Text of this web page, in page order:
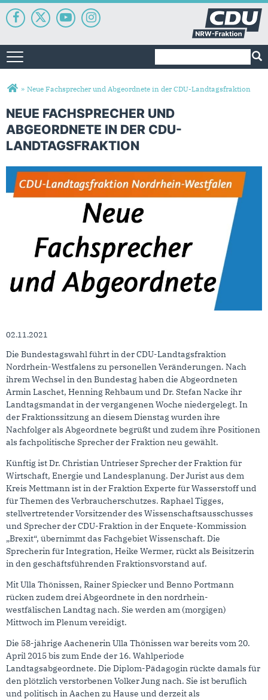
Toggle navigation
Sie sind hier
» Neue Fachsprecher und Abgeordnete in der CDU-Landtagsfraktion
NEUE FACHSPRECHER UND
ABGEORDNETE IN DER CDU-
LANDTAGSFRAKTION
02.11.2021
Die Bundestagswahl führt in der CDU-Landtagsfraktion
Nordrhein-Westfalens zu personellen Veränderungen. Nach
ihrem Wechsel in den Bundestag haben die Abgeordneten
Armin Laschet, Henning Rehbaum und Dr. Stefan Nacke ihr
Landtagsmandat in der vergangenen Woche niedergelegt. In
der Fraktionssitzung an diesem Dienstag wurden ihre
Nachfolger als Abgeordnete begrüßt und zudem ihre Positionen
als fachpolitische Sprecher der Fraktion neu gewählt.
Künftig ist Dr. Christian Untrieser Sprecher der Fraktion für
Wirtschaft, Energie und Landesplanung. Der Jurist aus dem
Kreis Mettmann ist in der Fraktion Experte für Wasserstoff und
für Themen des Verbraucherschutzes. Raphael Tigges,
stellvertretender Vorsitzender des Wissenschaftsausschusses
und Sprecher der CDU-Fraktion in der Enquete-Kommission
„Brexit“, übernimmt das Fachgebiet Wissenschaft. Die
Sprecherin für Integration, Heike Wermer, rückt als Beisitzerin
in den geschäftsführenden Fraktionsvorstand auf.
Mit Ulla Thönissen, Rainer Spiecker und Benno Portmann
rücken zudem drei Abgeordnete in den nordrhein-
westfälischen Landtag nach. Sie werden am (morgigen)
Mittwoch im Plenum vereidigt.
Die 58-jährige Aachenerin Ulla Thönissen war bereits vom 20.
April 2015 bis zum Ende der 16. Wahlperiode
Landtagsabgeordnete. Die Diplom-Pädagogin rückte damals für
den plötzlich verstorbenen Volker Jung nach. Sie ist beruflich
und politisch in Aachen zu Hause und derzeit als